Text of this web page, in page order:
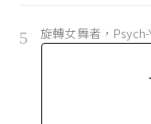
5 旋轉女舞者，Psych-